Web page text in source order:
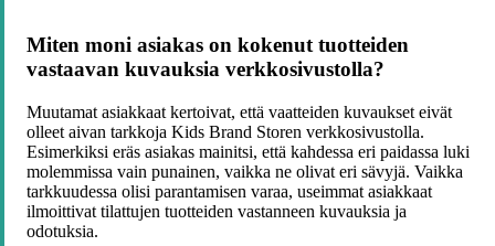
Miten moni asiakas on kokenut tuotteiden
vastaavan kuvauksia verkkosivustolla?
Muutamat asiakkaat kertoivat, että vaatteiden kuvaukset eivät
olleet aivan tarkkoja Kids Brand Storen verkkosivustolla.
Esimerkiksi eräs asiakas mainitsi, että kahdessa eri paidassa luki
molemmissa vain punainen, vaikka ne olivat eri sävyjä. Vaikka
tarkkuudessa olisi parantamisen varaa, useimmat asiakkaat
ilmoittivat tilattujen tuotteiden vastanneen kuvauksia ja
odotuksia.